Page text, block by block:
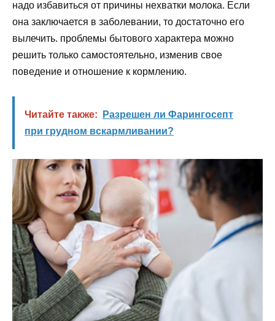
надо избавиться от причины нехватки молока. Если
она заключается в заболевании, то достаточно его
вылечить. проблемы бытового характера можно
решить только самостоятельно, изменив свое
поведение и отношение к кормлению.
Читайте также:
Разрешен ли Фарингосепт
при грудном вскармливании?